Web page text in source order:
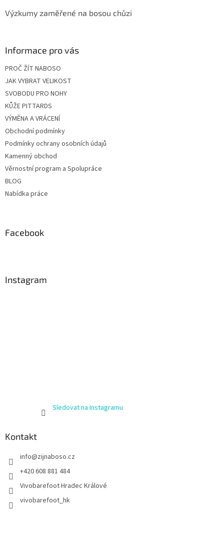
Výzkumy zaměřené na bosou chůzi
Informace pro vás
PROČ ŽÍT NABOSO
JAK VYBRAT VELIKOST
SVOBODU PRO NOHY
KŮŽE PITTARDS
VÝMĚNA A VRÁCENÍ
Obchodní podmínky
Podmínky ochrany osobních údajů
Kamenný obchod
Věrnostní program a Spolupráce
BLOG
Nabídka práce
Facebook
Instagram
Sledovat na Instagramu
Kontakt
info@zijnaboso.cz
+420 608 881 484
Vivobarefoot Hradec Králové
vivobarefoot_hk